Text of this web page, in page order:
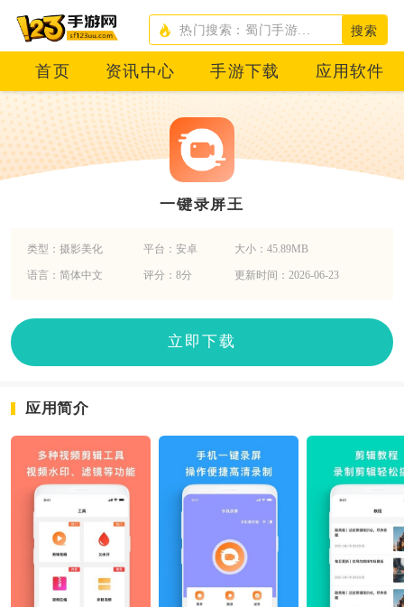
搜索
首页 资讯中心 手游下载 应用软件
一键录屏王
类型：摄影美化 平台：安卓 大小：45.89MB
语言：简体中文 评分：8分 更新时间：2026-06-23
立即下载
应用简介